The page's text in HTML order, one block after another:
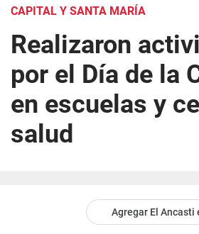
CAPITAL Y SANTA MARÍA
Realizaron
por el Día de la
en escuelas y
salud
Agregar El Ancasti